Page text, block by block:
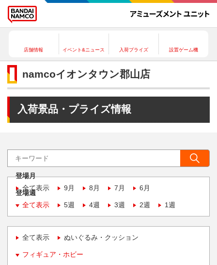
店舗情報 イベント&ニュース 入荷プライズ 設置ゲーム機
namcoイオンタウン郡山店
入荷景品・プライズ情報
登場月
全て表示
9月 8月 7月 6月
登場週
全て表示
5週 4週 3週 2週 1週
全て表示 ぬいぐるみ・クッション
フィギュア・ホビー